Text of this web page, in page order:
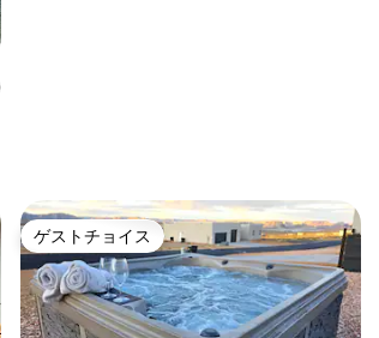
件、5つ星中4.93つ星の平均評価
ゲストチョイス
ゲストチョイス